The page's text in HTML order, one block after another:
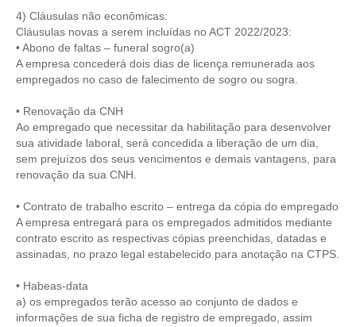
LEI 4.950-A/1966 – PISO SALARIAL
LEI 5.194/1966 – REGULAMENTAÇÃO DA PROFISSÃO
RES 1.002/2002 – CÓDIGO DE ÉTICA
HOMOLOGAÇÕES
FIQUE POR DENTRO
OPORTUNIDADES
APRESENTAÇÃO
EMPREGO E ESTÁGIO
4) Cláusulas não econômicas:
Cláusulas novas a serem incluídas no ACT 2022/2023:
• Abono de faltas – funeral sogro(a)
A empresa concederá dois dias de licença remunerada aos
empregados no caso de falecimento de sogro ou sogra.
• Renovação da CNH
Ao empregado que necessitar da habilitação para desenvolver
sua atividade laboral, será concedida a liberação de um dia,
sem prejuízos dos seus vencimentos e demais vantagens, para
renovação da sua CNH.
• Contrato de trabalho escrito – entrega da cópia do empregado
A empresa entregará para os empregados admitidos mediante
contrato escrito as respectivas cópias preenchidas, datadas e
assinadas, no prazo legal estabelecido para anotação na CTPS.
• Habeas-data
a) os empregados terão acesso ao conjunto de dados e
informações de sua ficha de registro de empregado, assim